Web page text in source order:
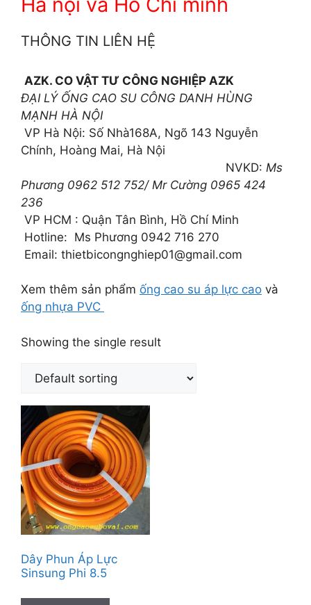
THÔNG TIN LIÊN HỆ
AZK. CO VẬT TƯ CÔNG NGHIỆP AZK
ĐẠI LÝ ỐNG CAO SU CÔNG DANH HÙNG
MẠNH HÀ NỘI
VP Hà Nội: Số Nhà168A, Ngõ 143 Nguyễn
Chính, Hoàng Mai, Hà Nội
NVKD: Ms
Phương 0962 512 752/ Mr Cường 0965 424
236
VP HCM : Quận Tân Bình, Hồ Chí Minh
Hotline: Ms Phương 0942 716 270
Email: thietbicongnghiep01@gmail.com
Xem thêm sản phẩm ống cao su áp lực cao và
ống nhựa PVC
Showing the single result
Dây Phun Áp Lực
Sinsung Phi 8.5